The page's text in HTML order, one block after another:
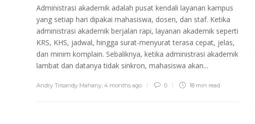
Administrasi akademik adalah pusat kendali layanan kampus
yang setiap hari dipakai mahasiswa, dosen, dan staf. Ketika
administrasi akademik berjalan rapi, layanan akademik seperti
KRS, KHS, jadwal, hingga surat-menyurat terasa cepat, jelas,
dan minim komplain. Sebaliknya, ketika administrasi akademik
lambat dan datanya tidak sinkron, mahasiswa akan...
Andry Trisandy Mahany 4 months ago 0 18 min read